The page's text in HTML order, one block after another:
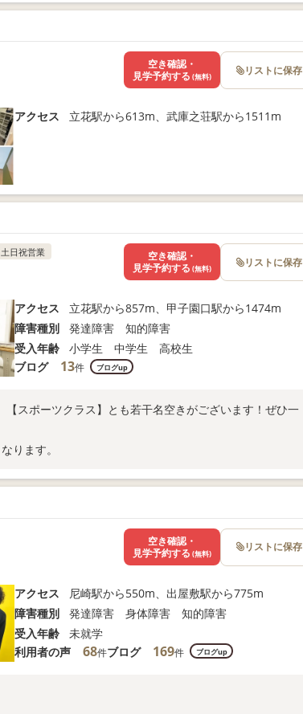
アクセス 立花駅から613m、武庫之荘駅から1511m
空き確認・
見学予約する (無料) リストに保存
土日祝営業
アクセス
立花駅から857m、甲子園口駅から1474m
障害種別
発達障害 知的障害
受入年齢
小学生 中学生 高校生
ブログ
13件 ブログup
スポーツクラス】とも若干名空きがございます！ぜひ一
ります。
空き確認・
見学予約する (無料) リストに保存
アクセス
尼崎駅から550m、出屋敷駅から775m
障害種別
発達障害 身体障害 知的障害
受入年齢
未就学
利用者の声
68件ブログ 169件 ブログup
空き確認・
見学予約する (無料) リストに保存